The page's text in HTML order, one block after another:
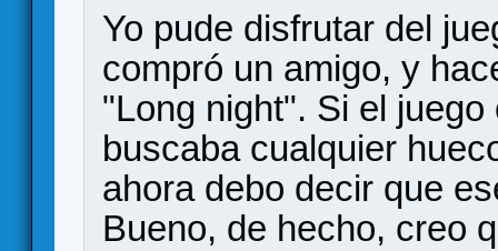
Yo pude disfrutar del
compró un amigo, y
"Long night". Si el
buscaba cualquier
ahora debo decir que
Bueno, de hecho, creo